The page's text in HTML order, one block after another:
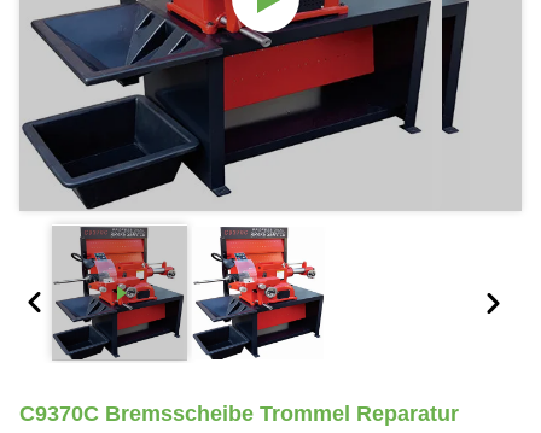
C9370C Bremsscheibe Trommel Reparatur